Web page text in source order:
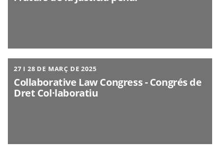
27 I 28 DE MARÇ DE 2025
Collaborative Law Congress - Congrés de
Dret Col·laboratiu